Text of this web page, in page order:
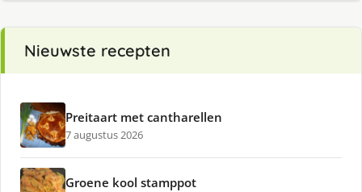
Nieuwste recepten
Preitaart met cantharellen
7 augustus 2026
Groene kool stamppot